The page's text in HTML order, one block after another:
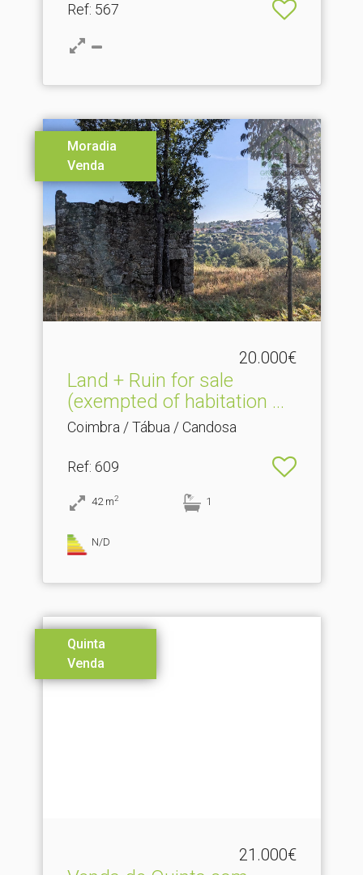
Ref: 567
Moradia
Venda
20.000€
Land + Ruin for sale
(exempted of habitation .​..
Coimbra / Tábua / Candosa
Ref: 609
42 m2 1
N/D
Quinta
Venda
21.000€